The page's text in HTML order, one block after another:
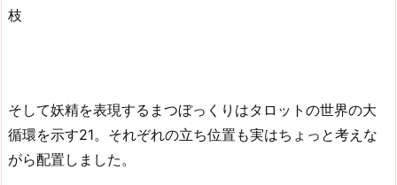
枝
そして妖精を表現するまつぼっくりはタロットの世界の大
循環を示す21。それぞれの立ち位置も実はちょっと考えな
がら配置しました。